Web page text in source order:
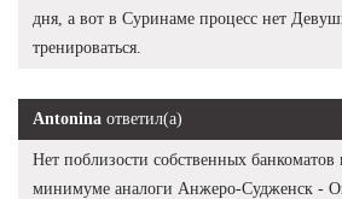
дня, а вот в Суринаме процесс нет
тренироваться.
Antonina ответил(а)
Нет поблизости собственных банкоматов
минимуме аналоги Анжеро-Судженск -